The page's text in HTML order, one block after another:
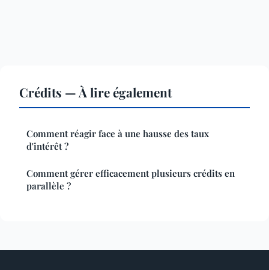
Crédits — À lire également
Comment réagir face à une hausse des taux
d'intérêt ?
Comment gérer efficacement plusieurs crédits en
parallèle ?